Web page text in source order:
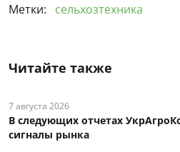
Метки:
сельхозтехника
Читайте также
7 августа 2026
В следующих отчетах
сигналы рынка